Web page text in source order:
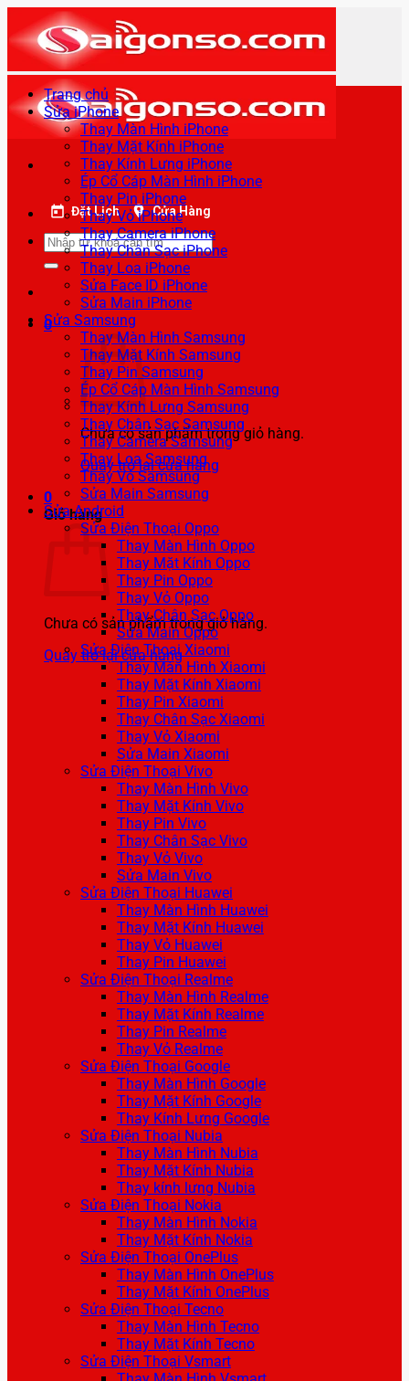
qua
nội
dung
Đặt Lịch Cửa Hàng
Tìm
kiếm:
0
Chưa có sản phẩm trong giỏ hàng.
Quay trở lại cửa hàng
0
Giỏ hàng
Chưa có sản phẩm trong giỏ hàng.
Quay trở lại cửa hàng
Trang chủ
Sửa iPhone
Thay Màn Hình iPhone
Thay Mặt Kính iPhone
Thay Kính Lưng iPhone
Ép Cổ Cáp Màn Hình iPhone
Thay Pin iPhone
Thay Vỏ iPhone
Thay Camera iPhone
Thay Chân Sạc iPhone
Thay Loa iPhone
Sửa Face ID iPhone
Sửa Main iPhone
Sửa Samsung
Thay Màn Hình Samsung
Thay Mặt Kính Samsung
Thay Pin Samsung
Ép Cổ Cáp Màn Hình Samsung
Thay Kính Lưng Samsung
Thay Chân Sạc Samsung
Thay Camera Samsung
Thay Loa Samsung
Thay Vỏ Samsung
Sửa Main Samsung
Sửa Android
Sửa Điện Thoại Oppo
Thay Màn Hình Oppo
Thay Mặt Kính Oppo
Thay Pin Oppo
Thay Vỏ Oppo
Thay Chân Sạc Oppo
Sửa Main Oppo
Sửa Điện Thoại Xiaomi
Thay Màn Hình Xiaomi
Thay Mặt Kính Xiaomi
Thay Pin Xiaomi
Thay Chân Sạc Xiaomi
Thay Vỏ Xiaomi
Sửa Main Xiaomi
Sửa Điện Thoại Vivo
Thay Màn Hình Vivo
Thay Mặt Kính Vivo
Thay Pin Vivo
Thay Chân Sạc Vivo
Thay Vỏ Vivo
Sửa Main Vivo
Sửa Điện Thoại Huawei
Thay Màn Hình Huawei
Thay Mặt Kính Huawei
Thay Vỏ Huawei
Thay Pin Huawei
Sửa Điện Thoại Realme
Thay Màn Hình Realme
Thay Mặt Kính Realme
Thay Pin Realme
Thay Vỏ Realme
Sửa Điện Thoại Google
Thay Màn Hình Google
Thay Mặt Kính Google
Thay Kính Lưng Google
Sửa Điện Thoại Nubia
Thay Màn Hình Nubia
Thay Mặt Kính Nubia
Thay kính lưng Nubia
Sửa Điện Thoại Nokia
Thay Màn Hình Nokia
Thay Mặt Kính Nokia
Sửa Điện Thoại OnePlus
Thay Màn Hình OnePlus
Thay Mặt Kính OnePlus
Sửa Điện Thoại Tecno
Thay Màn Hình Tecno
Thay Mặt Kính Tecno
Sửa Điện Thoại Vsmart